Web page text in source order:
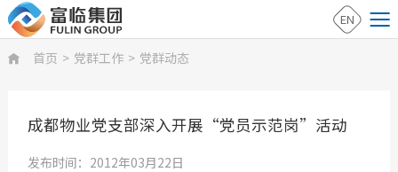
EN
 首页 > 党群工作 > 党群动态
成都物业党支部深入开展“党员示范岗”活动
发布时间：2012年03月22日